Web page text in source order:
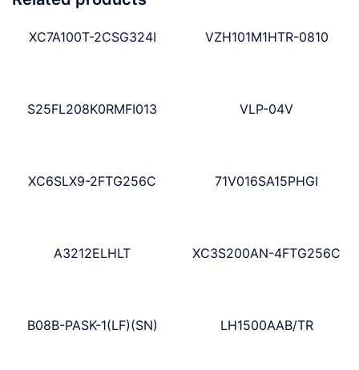
XC7A100T-2CSG324I VZH101M1HTR-0810
S25FL208K0RMFI013 VLP-04V
XC6SLX9-2FTG256C 71V016SA15PHGI
A3212ELHLT XC3S200AN-4FTG256C
B08B-PASK-1(LF)(SN) LH1500AAB/TR